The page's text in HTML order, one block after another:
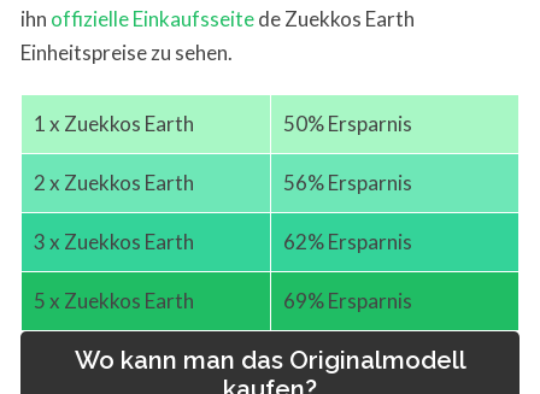
ihn offizielle Einkaufsseitede Zuekkos Earth
Einheitspreise zu sehen.
1 x Zuekkos Earth 50% Ersparnis
2 x Zuekkos Earth 56% Ersparnis
3 x Zuekkos Earth 62% Ersparnis
5 x Zuekkos Earth 69% Ersparnis
Wo kann man das Originalmodell